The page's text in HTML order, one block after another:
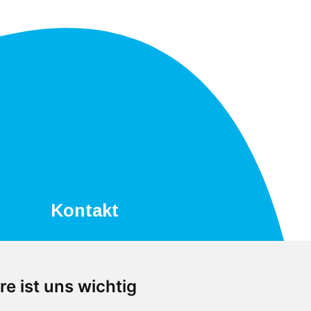
ist uns wichtig
Kontakt
info@autogasser.it